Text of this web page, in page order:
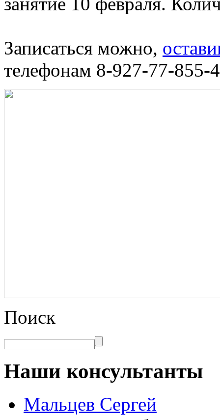
Записаться можно,
телефонам 8-927-77-855-
Поиск
Наши консультанты
Мальцев Сергей